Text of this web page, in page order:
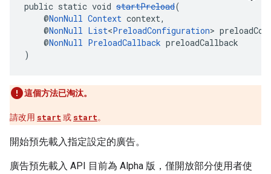
public static void startPreload(
@NonNull Context context,
@NonNull List<PreloadConfiguration>
@NonNull PreloadCallback preloadCallback
)
這個方法已淘汰。
請改用 start 或 start。
開始預先載入指定設定的廣告。
廣告預先載入 API 目前為 Alpha 版，僅開放部分使用者使